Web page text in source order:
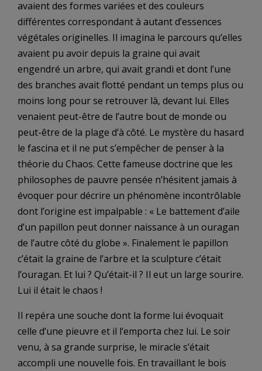
avaient des formes variées et des couleurs
différentes correspondant à autant d’essences
végétales originelles. Il imagina le parcours qu’elles
avaient pu avoir depuis la graine qui avait
engendré un arbre, qui avait grandi et dont l’une
des branches avait flotté pendant un temps plus ou
moins long pour se retrouver là, devant lui. Elles
venaient peut-être de l’autre bout de monde ou
peut-être de la plage d’à côté. Le mystère du hasard
le fascina et il ne put s’empêcher de penser à la
théorie du Chaos. Cette fameuse doctrine que les
philosophes de pauvre pensée n’hésitent jamais à
évoquer pour décrire un phénomène incontrôlable
dont l’origine est impalpable : « Le battement d’aile
d’un papillon peut donner naissance à un ouragan
de l’autre côté du globe ». Finalement le papillon
c’était la graine de l’arbre et la sculpture c’était
l’ouragan. Et lui ? Qu’était-il ? Il eut un large sourire.
Lui il était le chaos !
Il repéra une souche dont la forme lui évoquait
celle d’une pieuvre et il l’emporta chez lui. Le soir
venu, à sa grande surprise, le miracle s’était
accompli une nouvelle fois. En travaillant le bois